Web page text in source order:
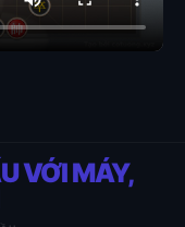
VỚI MÁY,